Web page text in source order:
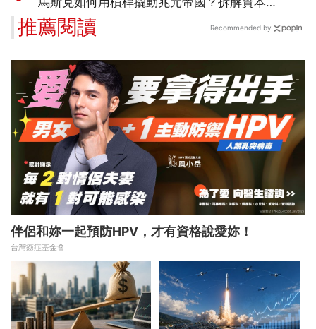
推薦閱讀
伴侶和妳一起預防HPV，才有資格說愛妳！
台灣癌症基金會
Recommended by